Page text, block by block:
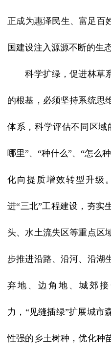
正成为惠泽民生、富足百
国建设注入源源不断的生
科学扩绿，促进林草系
的根基，必须坚持系统思
体系，科学评估不同区域
哪里”、“种什么”、“怎么
化向提质增效转型升级
进“三北”工程建设，夯实
头、水土流失区等重点区
步推进沿路、沿河、沿湖
弃地、边角地、城郊
力，“见缝插绿”扩展城市
性强的乡土树种，优化种